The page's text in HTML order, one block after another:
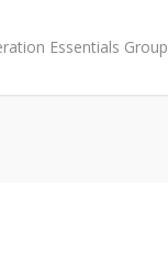
Essentials Group